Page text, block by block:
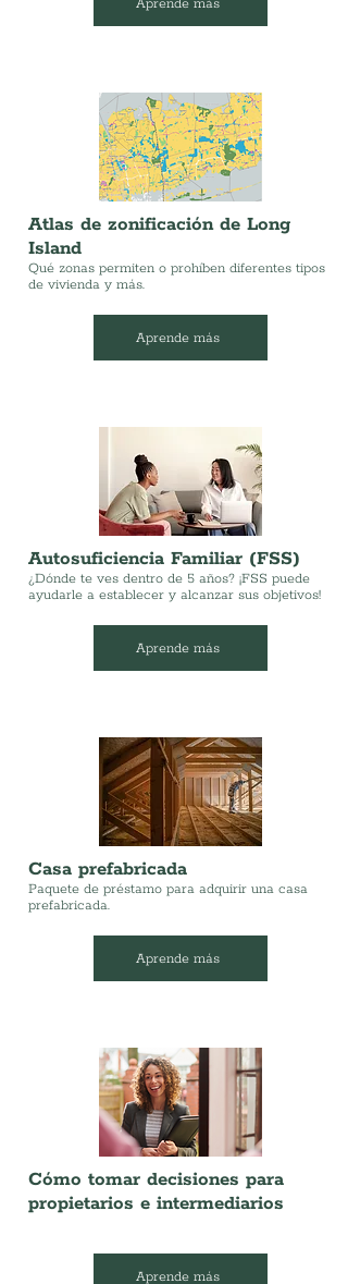
Aprende más
Atlas de zonificación de Long
Island
Qué zonas permiten o prohíben diferentes tipos
de vivienda y más.
Aprende más
Autosuficiencia Familiar (FSS)
¿Dónde te ves dentro de 5 años? ¡FSS puede
ayudarle a establecer y alcanzar sus objetivos!
Aprende más
Casa prefabricada
Paquete de préstamo para adquirir una casa
prefabricada.
Aprende más
Cómo tomar decisiones para
propietarios e intermediarios
Aprende más